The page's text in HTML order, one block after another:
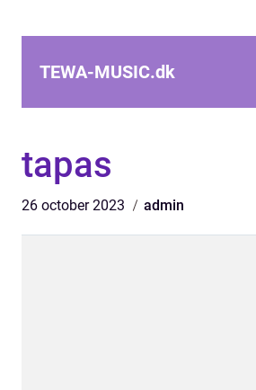
TEWA-MUSIC.dk
tapas
26 october 2023 admin